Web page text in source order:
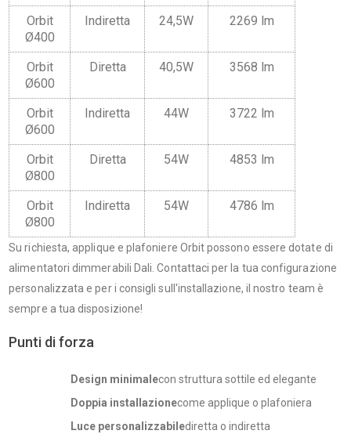
Orbit
Ø400
Indiretta 24,5W 2269 lm
Orbit
Ø600
Diretta 40,5W 3568 lm
Orbit
Ø600
Indiretta 44W 3722 lm
Orbit
Ø800
Diretta 54W 4853 lm
Orbit
Ø800
Indiretta 54W 4786 lm
Su richiesta, applique e plafoniere Orbit possono essere dotate di
alimentatori dimmerabili Dali. Contattaci per la tua configurazione
personalizzata e per i consigli sull'installazione, il nostro team è
sempre a tua disposizione!
Punti di forza
Design minimalecon struttura sottile ed elegante
Doppia installazionecome applique o plafoniera
Luce personalizzabilediretta o indiretta